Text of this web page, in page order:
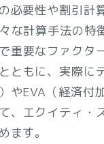
必要性や割引計
な計算手法の特
重要なファクタ
ともに、実際に
やEVA（経済付
、エクイティ・
ます。